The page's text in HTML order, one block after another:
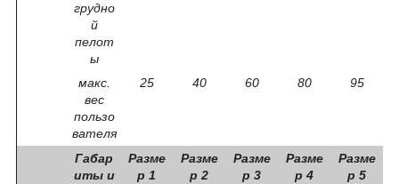
грудно
й
пелот
ы
макс.
вес
пользо
вателя
25 40 60 80 95
Габар
иты и
Разме
р 1
Разме
р 2
Разме
р 3
Разме
р 4
Разме
р 5